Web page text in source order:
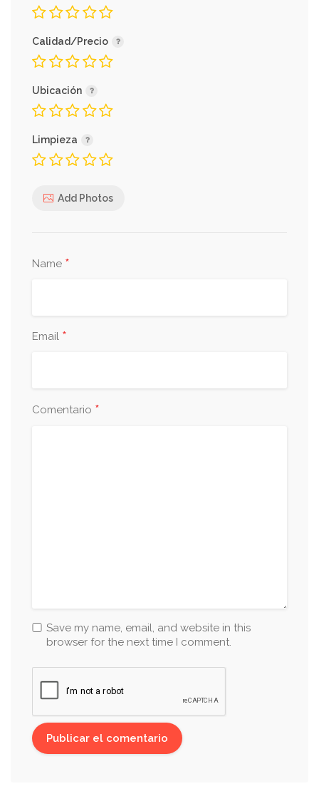
Calidad/Precio
Ubicación
Limpieza
Add Photos
Name *
Email *
Comentario *
Save my name, email, and website in this
browser for the next time I comment.